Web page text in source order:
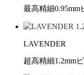
最高精細
LAVENDER
超高精細1.2mm